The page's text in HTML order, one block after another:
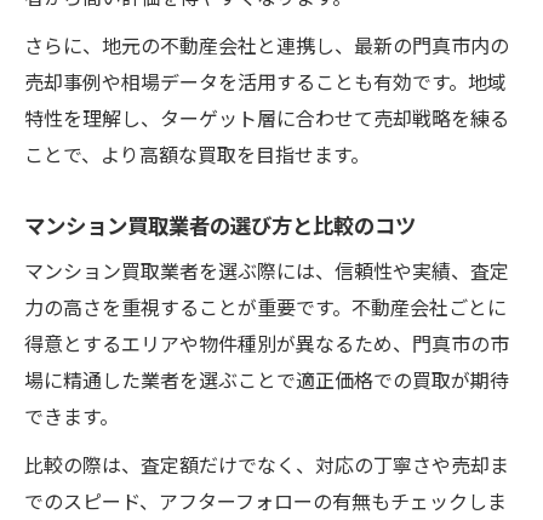
さらに、地元の不動産会社と連携し、最新の門真市内の
売却事例や相場データを活用することも有効です。地域
特性を理解し、ターゲット層に合わせて売却戦略を練る
ことで、より高額な買取を目指せます。
マンション買取業者の選び方と比較のコツ
マンション買取業者を選ぶ際には、信頼性や実績、査定
力の高さを重視することが重要です。不動産会社ごとに
得意とするエリアや物件種別が異なるため、門真市の市
場に精通した業者を選ぶことで適正価格での買取が期待
できます。
比較の際は、査定額だけでなく、対応の丁寧さや売却ま
でのスピード、アフターフォローの有無もチェックしま